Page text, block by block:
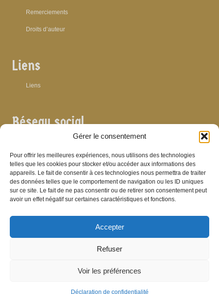
Gérer le consentement
Pour offrir les meilleures expériences, nous utilisons des technologies
telles que les cookies pour stocker et/ou accéder aux informations des
appareils. Le fait de consentir à ces technologies nous permettra de traiter
des données telles que le comportement de navigation ou les ID uniques
sur ce site. Le fait de ne pas consentir ou de retirer son consentement peut
avoir un effet négatif sur certaines caractéristiques et fonctions.
Accepter
Refuser
Voir les préférences
Déclaration de confidentialité
Remerciements
Droits d’auteur
Liens
Liens
Réseau social
Archives
Archives
Bibliographie
© Brasserie de Dinant (anciens établissements Laurent et Stévenart) 2006-2026 -